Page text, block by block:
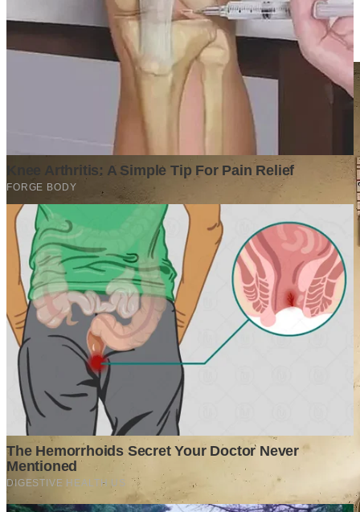
Surat Somasi Penyerobotan Tanah Terbaru 2024, Lengkap
Dengan Penjelasannya!
Tech·2 years ago